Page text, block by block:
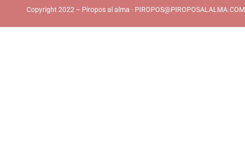
Copyright 2022 – Piropos al alma · PIROPOS@PIROPOSALALMA.COM